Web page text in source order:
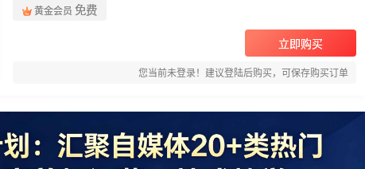
黄金会员 免费
立即购买
您当前未登录！建议登陆后购买，可保存购买订单